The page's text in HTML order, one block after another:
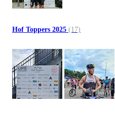
Hof Toppers 2025 (17)